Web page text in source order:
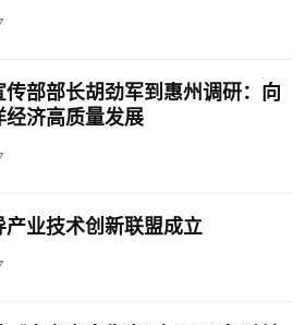
部部长胡劲军到惠州调研：向
经济高质量发展
业技术创新联盟成立